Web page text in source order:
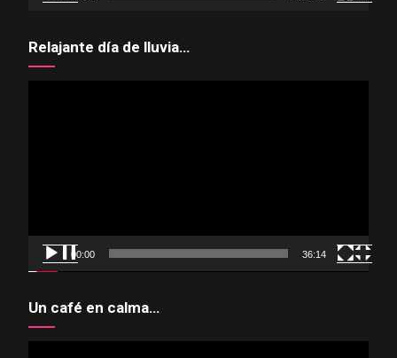
Relajante día de lluvia…
00:00 36:14
Un café en calma…